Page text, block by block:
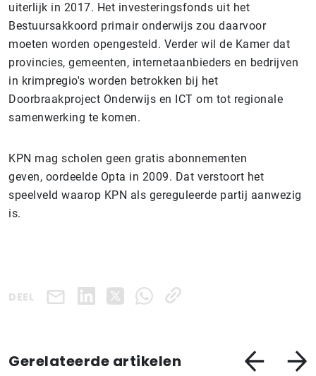
uiterlijk in 2017. Het investeringsfonds uit het
Bestuursakkoord primair onderwijs zou daarvoor
moeten worden opengesteld. Verder wil de Kamer dat
provincies, gemeenten, internetaanbieders en bedrijven
in krimpregio's worden betrokken bij het
Doorbraakproject Onderwijs en ICT om tot regionale
samenwerking te komen.
KPN mag scholen geen gratis abonnementen
geven, oordeelde Opta in 2009. Dat verstoort het
speelveld waarop KPN als gereguleerde partij aanwezig
is.
DEEL
Gerelateerde artikelen